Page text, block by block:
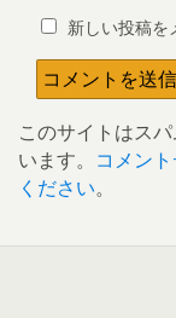
新しい投稿を
このサイトはス
います。 コメン
ください。